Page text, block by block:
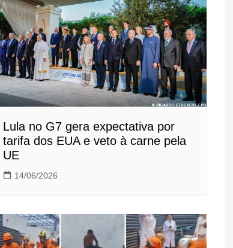
Lula no G7 gera expectativa por
tarifa dos EUA e veto à carne pela
UE
14/06/2026